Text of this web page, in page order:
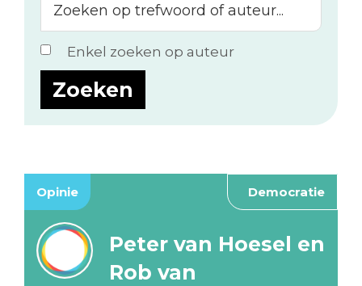
op
trefwoord
of
auteur...
Enkel zoeken op auteur
Opinie Democratie
Peter van Hoesel en
Rob van